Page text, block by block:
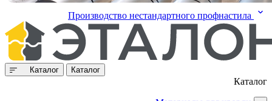
Производство нестандартного профнастила
Каталог Каталог
Каталог